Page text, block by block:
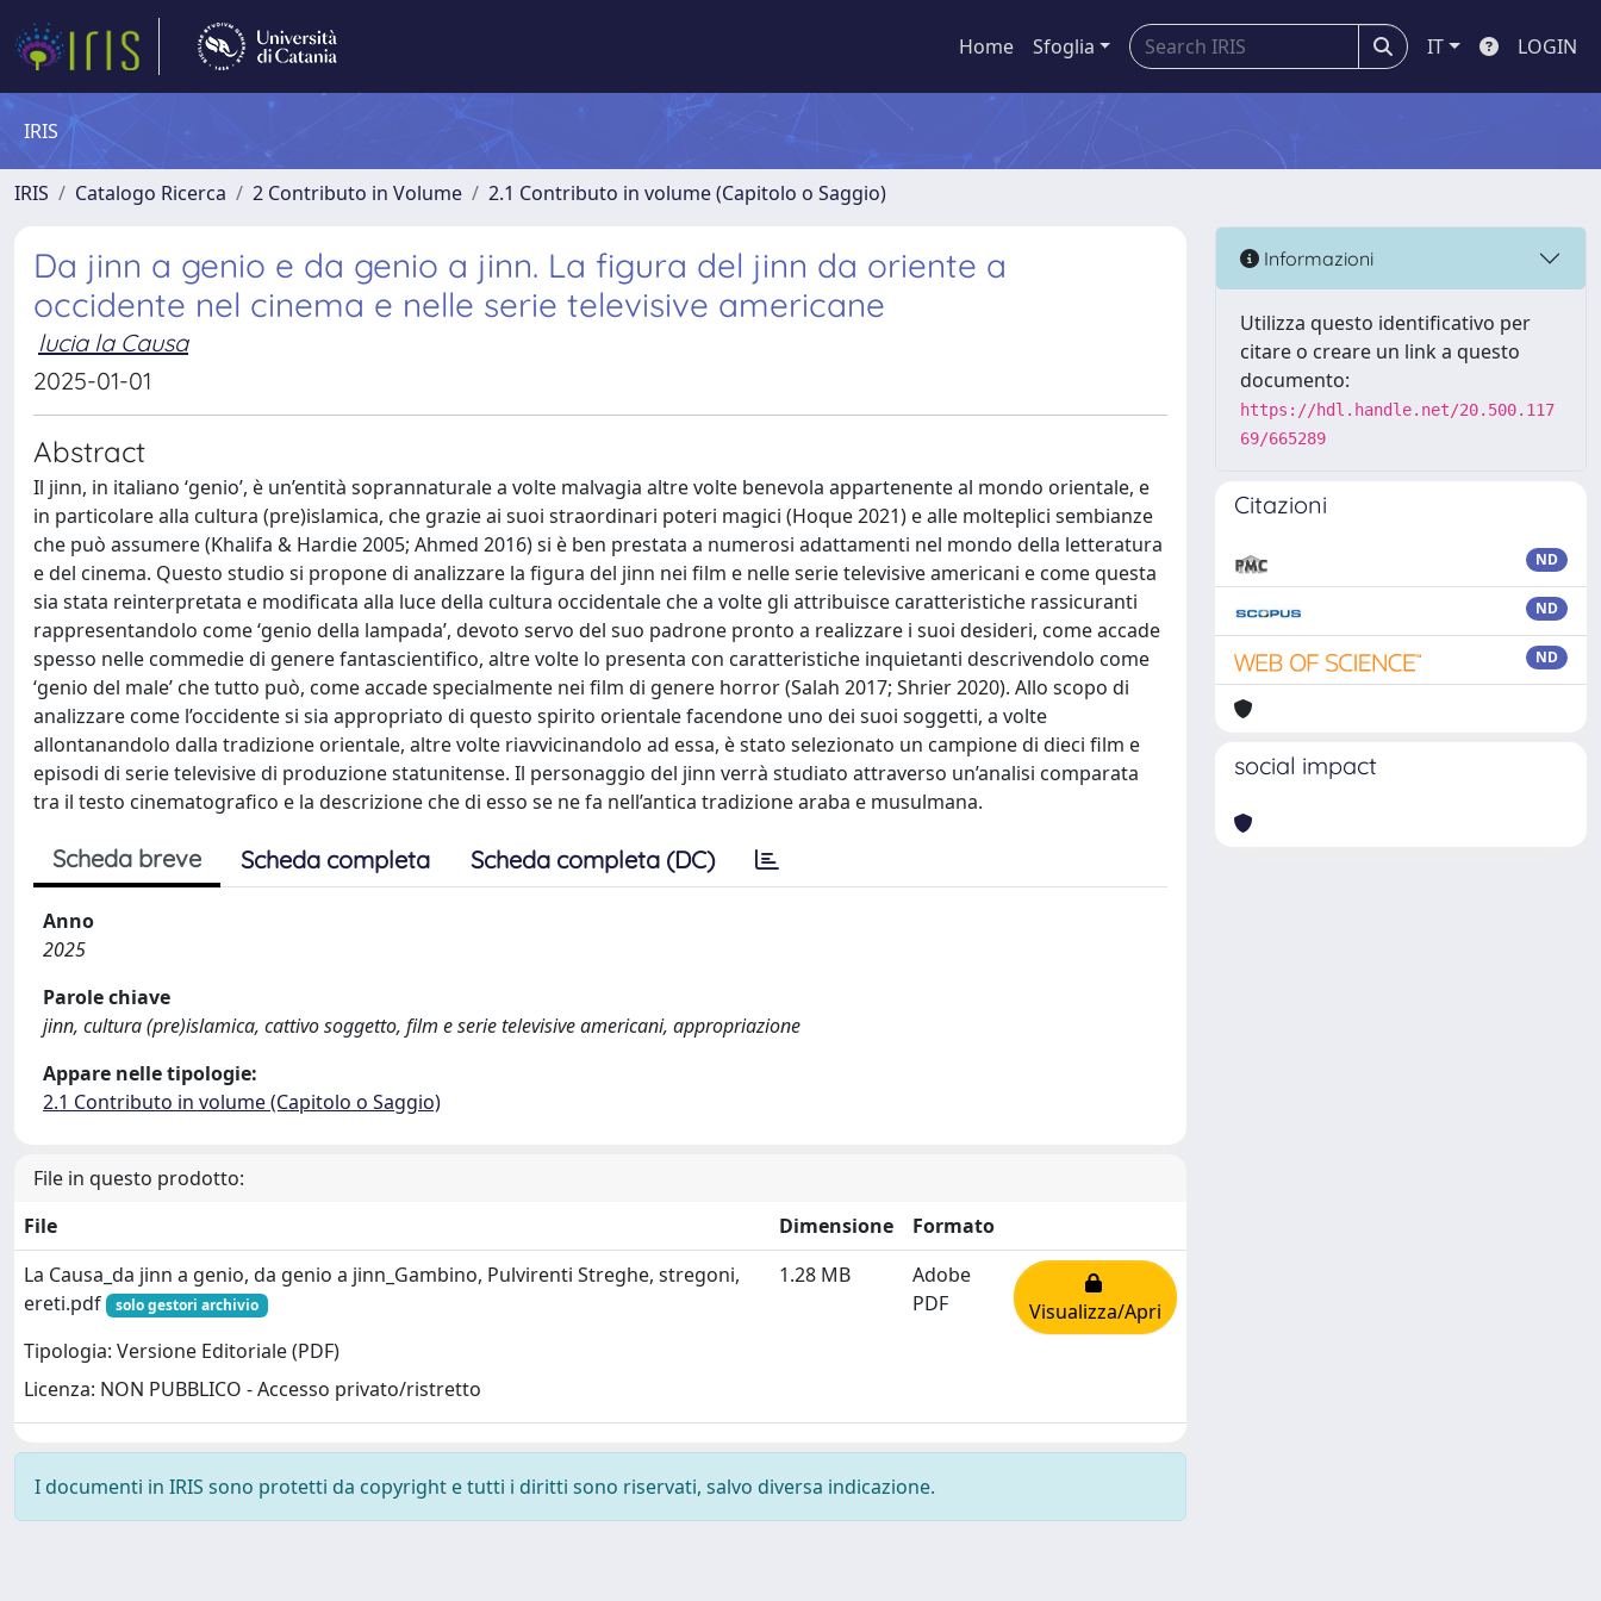
Home Sfoglia IT LOGIN
IRIS
IRIS Catalogo Ricerca 2 Contributo in Volume 2.1 Contributo in volume (Capitolo o Saggio)
Da jinn a genio e da genio a jinn. La figura del jinn da oriente a
occidente nel cinema e nelle serie televisive americane
lucia la Causa
2025-01-01
Abstract
Il jinn, in italiano ‘genio’, è un’entità soprannaturale a volte malvagia altre volte benevola appartenente al mondo orientale, e
in particolare alla cultura (pre)islamica, che grazie ai suoi straordinari poteri magici (Hoque 2021) e alle molteplici sembianze
che può assumere (Khalifa & Hardie 2005; Ahmed 2016) si è ben prestata a numerosi adattamenti nel mondo della letteratura
e del cinema. Questo studio si propone di analizzare la figura del jinn nei film e nelle serie televisive americani e come questa
sia stata reinterpretata e modificata alla luce della cultura occidentale che a volte gli attribuisce caratteristiche rassicuranti
rappresentandolo come ‘genio della lampada’, devoto servo del suo padrone pronto a realizzare i suoi desideri, come accade
spesso nelle commedie di genere fantascientifico, altre volte lo presenta con caratteristiche inquietanti descrivendolo come
‘genio del male’ che tutto può, come accade specialmente nei film di genere horror (Salah 2017; Shrier 2020). Allo scopo di
analizzare come l’occidente si sia appropriato di questo spirito orientale facendone uno dei suoi soggetti, a volte
allontanandolo dalla tradizione orientale, altre volte riavvicinandolo ad essa, è stato selezionato un campione di dieci film e
episodi di serie televisive di produzione statunitense. Il personaggio del jinn verrà studiato attraverso un’analisi comparata
tra il testo cinematografico e la descrizione che di esso se ne fa nell’antica tradizione araba e musulmana.
Scheda breve Scheda completa Scheda completa (DC)
Anno
2025
Parole chiave
jinn, cultura (pre)islamica, cattivo soggetto, film e serie televisive americani, appropriazione
Appare nelle tipologie:
2.1 Contributo in volume (Capitolo o Saggio)
File in questo prodotto:
File
Dimensione
Formato
La Causa_da jinn a genio, da genio a jinn_Gambino, Pulvirenti Streghe, stregoni,
ereti.pdf
solo gestori archivio
Tipologia: Versione Editoriale (PDF)
Licenza: NON PUBBLICO - Accesso privato/ristretto
1.28 MB
Adobe
PDF
Visualizza/Apri
I documenti in IRIS sono protetti da copyright e tutti i diritti sono riservati, salvo diversa indicazione.
Informazioni
Utilizza questo identificativo per
citare o creare un link a questo
documento:
https://hdl.handle.net/20.500.117
69/665289
Citazioni
ND
ND
ND
social impact